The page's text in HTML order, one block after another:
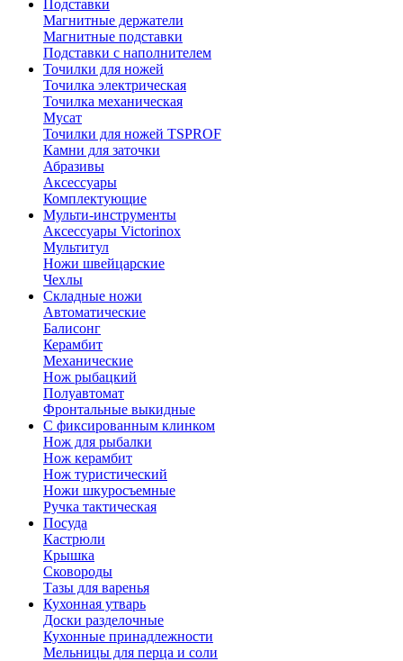
Подставки
Магнитные держатели
Магнитные подставки
Подставки с наполнителем
Точилки для ножей
Точилка электрическая
Точилка механическая
Мусат
Точилки для ножей TSPROF
Камни для заточки
Абразивы
Аксессуары
Комплектующие
Мульти-инструменты
Аксессуары Victorinox
Мультитул
Ножи швейцарские
Чехлы
Складные ножи
Автоматические
Балисонг
Керамбит
Механические
Нож рыбацкий
Полуавтомат
Фронтальные выкидные
С фиксированным клинком
Нож для рыбалки
Нож керамбит
Нож туристический
Ножи шкуросъемные
Ручка тактическая
Посуда
Кастрюли
Крышка
Сковороды
Тазы для варенья
Кухонная утварь
Доски разделочные
Кухонные принадлежности
Мельницы для перца и соли